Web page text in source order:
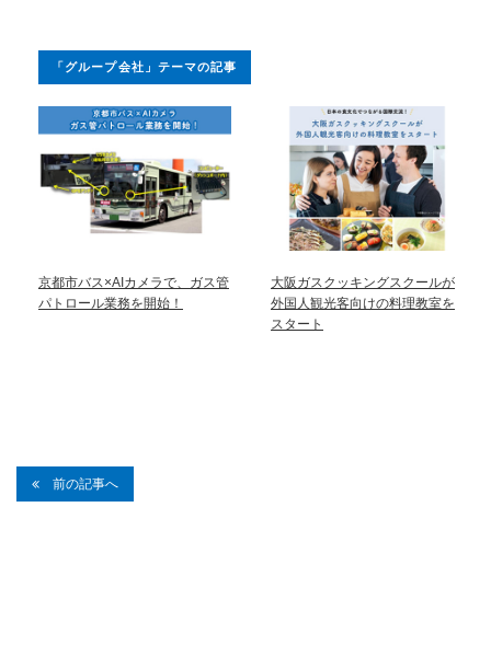
「グループ会社」テーマの記事
京都市バス×AIカメラで、ガス管
パトロール業務を開始！
大阪ガスクッキングスクールが
外国人観光客向けの料理教室を
スタート
前の記事へ